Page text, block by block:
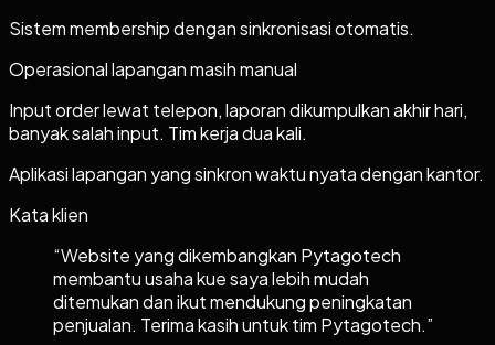
Sistem membership dengan sinkronisasi otomatis.
Operasional lapangan masih manual
Input order lewat telepon, laporan dikumpulkan akhir hari,
banyak salah input. Tim kerja dua kali.
Aplikasi lapangan yang sinkron waktu nyata dengan kantor.
Kata klien
“Website yang dikembangkan Pytagotech
membantu usaha kue saya lebih mudah
ditemukan dan ikut mendukung peningkatan
penjualan. Terima kasih untuk tim Pytagotech.”